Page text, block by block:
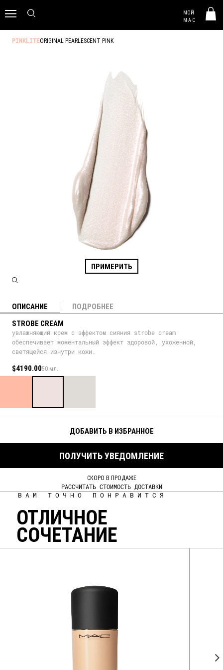
МОЙ
M·A·C
PINKLITEORIGINAL PEARLESCENT PINK
ПРИМЕРИТЬ
ОПИСАНИЕ
ПОДРОБНЕЕ
STROBE CREAM
увлажняющий крем с эффектом сияния strobe cream
обеспечивает моментальный эффект здоровой, ухоженной,
светящейся изнутри кожи.
$4190.0050 мл.
ДОБАВИТЬ В ИЗБРАННОЕ
ПОЛУЧИТЬ УВЕДОМЛЕНИЕ
СКОРО В ПРОДАЖЕ
РАССЧИТАТЬ СТОИМОСТЬ ДОСТАВКИ
ВАМ ТОЧНО ПОНРАВИТСЯ
ОТЛИЧНОЕ
СОЧЕТАНИЕ